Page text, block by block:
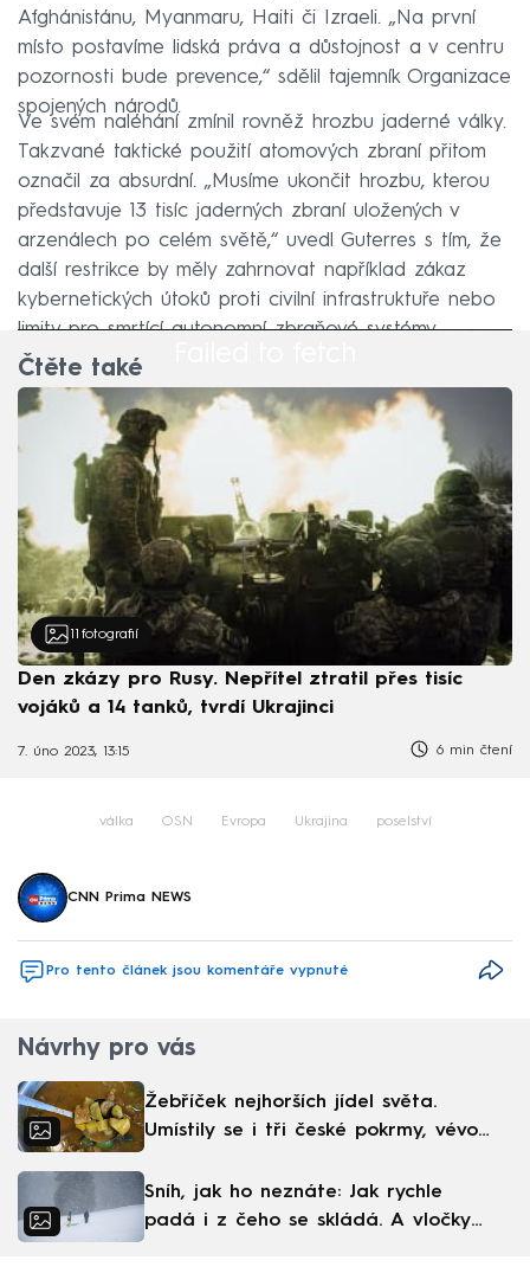
Afghánistánu, Myanmaru, Haiti či Izraeli. „Na první
místo postavíme lidská práva a důstojnost a v centru
pozornosti bude prevence,“ sdělil tajemník Organizace
spojených národů.
Ve svém naléhání zmínil rovněž hrozbu jaderné války.
Takzvané taktické použití atomových zbraní přitom
označil za absurdní. „Musíme ukončit hrozbu, kterou
představuje 13 tisíc jaderných zbraní uložených v
arzenálech po celém světě,“ uvedl Guterres s tím, že
další restrikce by měly zahrnovat například zákaz
kybernetických útoků proti civilní infrastruktuře nebo
limity pro smrtící autonomní zbraňové systémy.
Čtěte také
11 fotografií
Den zkázy pro Rusy. Nepřítel ztratil přes tisíc
vojáků a 14 tanků, tvrdí Ukrajinci
7. úno 2023, 13:15 6 min čtení
válka OSN Evropa Ukrajina poselství
CNN Prima NEWS
Pro tento článek jsou komentáře vypnuté
Návrhy pro vás
Žebříček nejhorších jídel světa.
Umístily se i tři české pokrmy, vévodí
Sníh, jak ho neznáte: Jak rychle
padá i z čeho se skládá. A vločky